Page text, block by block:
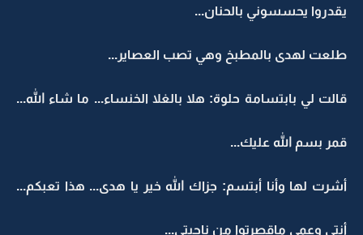
يقدروا يحسسوني بالحنان...
طلعت لهدى بالمطبخ وهي تصب العصاير...
قالت لي بابتسامة حلوة: هلا بالغلا الخنساء... ما شاء الله...
قمر بسم الله عليك...
أشرت لها وأنا أبتسم: جزاك الله خير يا هدى... هذا تعبكم...
أنتي وعمي ماقصرتوا من ناحيتي...